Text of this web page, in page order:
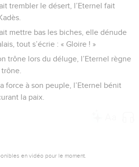
trembler le désert, l’Eternel fait
mettre bas les biches, elle dénude
tout s’écrie : « Gloire ! »
trône lors du déluge, l’Eternel règne
force à son peuple, l’Eternel bénit
la paix.
en vidéo pour le moment.